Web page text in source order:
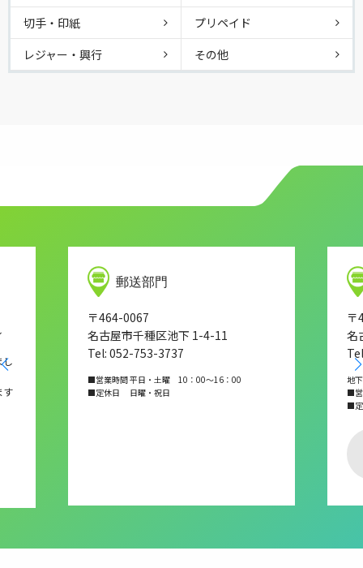
切手・印紙
プリペイド
レジャー・興行
その他
し
す
郵送部門
〒464-0067
名古屋市千種区池下 1-4-11
Tel: 052-753-3737
■営業時間 平日・土曜 10：00～16：00
■定休日 日曜・祝日
〒
名
地
■営
■